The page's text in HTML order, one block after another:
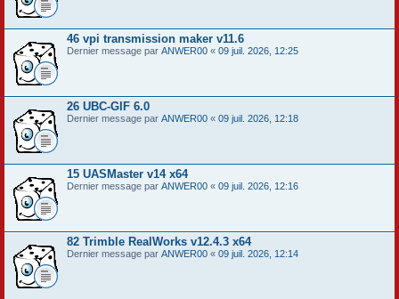
46 vpi transmission maker v11.6
Dernier message par ANWER00 « 09 juil. 2026, 12:25
26 UBC-GIF 6.0
Dernier message par ANWER00 « 09 juil. 2026, 12:18
15 UASMaster v14 x64
Dernier message par ANWER00 « 09 juil. 2026, 12:16
82 Trimble RealWorks v12.4.3 x64
Dernier message par ANWER00 « 09 juil. 2026, 12:14